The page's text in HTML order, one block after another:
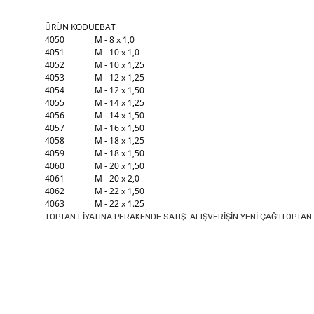
ÜRÜN KODUEBAT
4050
M - 8 x 1,0
4051
M - 10 x 1,0
4052
M - 10 x 1,25
4053
M - 12 x 1,25
4054
M - 12 x 1,50
4055
M - 14 x 1,25
4056
M - 14 x 1,50
4057
M - 16 x 1,50
4058
M - 18 x 1,25
4059
M - 18 x 1,50
4060
M - 20 x 1,50
4061
M - 20 x 2,0
4062
M - 22 x 1,50
4063
M - 22 x 1.25
TOPTAN FİYATINA PERAKENDE SATIŞ. ALIŞVERİŞİN YENİ